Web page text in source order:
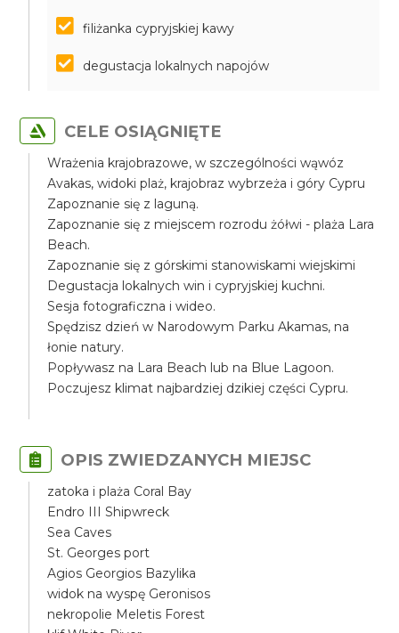
filiżanka cypryjskiej kawy
degustacja lokalnych napojów
CELE OSIĄGNIĘTE
Wrażenia krajobrazowe, w szczególności wąwóz
Avakas, widoki plaż, krajobraz wybrzeża i góry Cypru
Zapoznanie się z laguną.
Zapoznanie się z miejscem rozrodu żółwi - plaża Lara
Beach.
Zapoznanie się z górskimi stanowiskami wiejskimi
Degustacja lokalnych win i cypryjskiej kuchni.
Sesja fotograficzna i wideo.
Spędzisz dzień w Narodowym Parku Akamas, na
łonie natury.
Popływasz na Lara Beach lub na Blue Lagoon.
Poczujesz klimat najbardziej dzikiej części Cypru.
OPIS ZWIEDZANYCH MIEJSC
zatoka i plaża Coral Bay
Endro III Shipwreck
Sea Caves
St. Georges port
Agios Georgios Bazylika
widok na wyspę Geronisos
nekropolie Meletis Forest